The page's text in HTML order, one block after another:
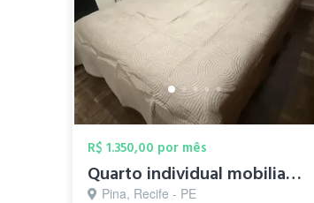
R$ 1.350,00 por mês
Quarto individual mobiliado a 50 metros ...
Pina, Recife - PE